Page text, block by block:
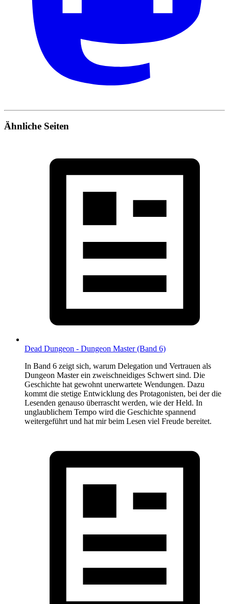
Ähnliche Seiten
Dead Dungeon - Dungeon Master (Band 6)
In Band 6 zeigt sich, warum Delegation und Vertrauen als
Dungeon Master ein zweischneidiges Schwert sind. Die
Geschichte hat gewohnt unerwartete Wendungen. Dazu
kommt die stetige Entwicklung des Protagonisten, bei der die
Lesenden genauso überrascht werden, wie der Held. In
unglaublichem Tempo wird die Geschichte spannend
weitergeführt und hat mir beim Lesen viel Freude bereitet.